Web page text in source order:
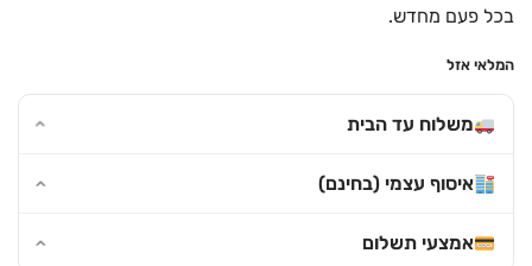
בכל פעם מחדש.
המלאי אזל
משלוח עד הבית
איסוף עצמי (בחינם)
אמצעי תשלום